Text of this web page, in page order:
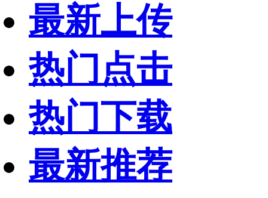
最新上传
热门点击
热门下载
最新推荐